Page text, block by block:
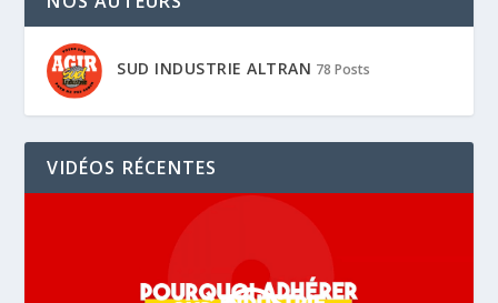
SUD INDUSTRIE ALTRAN 78 Posts
VIDÉOS RÉCENTES